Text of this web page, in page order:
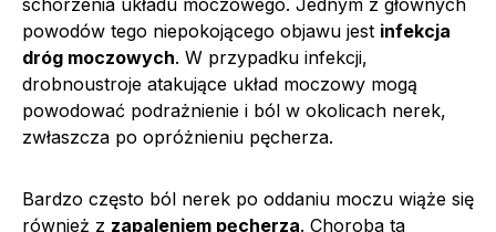
powodów tego niepokojącego objawu jest infekcja
dróg moczowych. W przypadku infekcji,
drobnoustroje atakujące układ moczowy mogą
powodować podrażnienie i ból w okolicach nerek,
zwłaszcza po opróżnieniu pęcherza.
Bardzo często ból nerek po oddaniu moczu wiąże się
również z zapaleniem pęcherza. Choroba ta